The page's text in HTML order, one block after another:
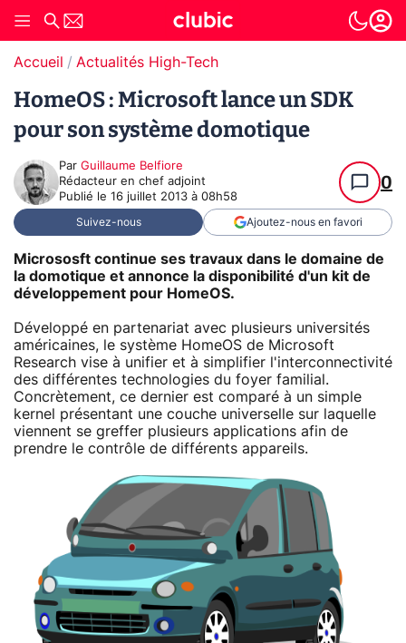
Accueil Actualités High-Tech
HomeOS : Microsoft lance un SDK
pour son système domotique
Par Guillaume Belfiore
Rédacteur en chef adjoint
Publié le 16 juillet 2013 à 08h58
0
Suivez-nous Ajoutez-nous en favori
Micrososft continue ses travaux dans le domaine de
la domotique et annonce la disponibilité d'un kit de
développement pour HomeOS.
Développé en partenariat avec plusieurs universités
américaines, le système HomeOS de Microsoft
Research vise à unifier et à simplifier l'interconnectivité
des différentes technologies du foyer familial.
Concrètement, ce dernier est comparé à un simple
kernel présentant une couche universelle sur laquelle
viennent se greffer plusieurs applications afin de
prendre le contrôle de différents appareils.